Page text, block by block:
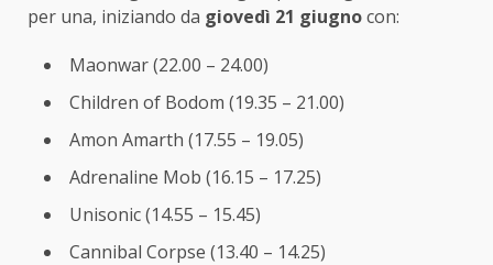
per una, iniziando da giovedì 21 giugnocon:
Maonwar (22.00 – 24.00)
Children of Bodom (19.35 – 21.00)
Amon Amarth (17.55 – 19.05)
Adrenaline Mob (16.15 – 17.25)
Unisonic (14.55 – 15.45)
Cannibal Corpse (13.40 – 14.25)